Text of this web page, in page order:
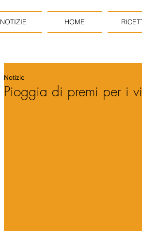
NOTIZIE HOME
Pioggia di premi per i
Notizie